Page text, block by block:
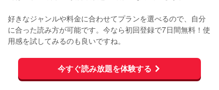
好きなジャンルや料金に合わせてプランを選べるので、自分
に合った読み方が可能です。今なら初回登録で7日間無料！使
用感を試してみるのも良いですね。
今すぐ読み放題を体験する